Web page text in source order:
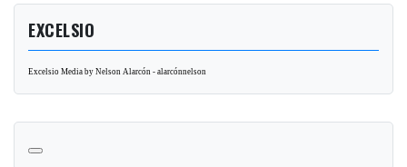
EXCELSIO
Excelsio Media by Nelson Alarcón - alarcónnelson